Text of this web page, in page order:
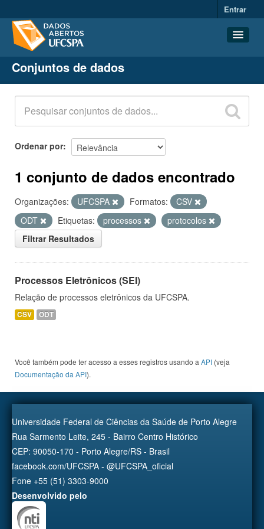
Entrar
Conjuntos de dados
Organizações
Grupos
Sobre
Conjuntos de dados
Ordenar por
1 conjunto de dados encontrado
Organizações: UFCSPA Formatos:
CSV
ODT
Etiquetas: processos
protocolos
Filtrar Resultados
Processos Eletrônicos (SEI)
Relação de processos eletrônicos da UFCSPA.
CSV ODT
Você também pode ter acesso a esses registros usando a API (veja
Documentação da API).
Universidade Federal de Ciências da Saúde de Porto Alegre
Rua Sarmento Leite, 245 - Bairro Centro Histórico
CEP: 90050-170 - Porto Alegre/RS - Brasil
facebook.com/UFCSPA - @UFCSPA_oficial
Fone +55 (51) 3303-9000
Desenvolvido pelo